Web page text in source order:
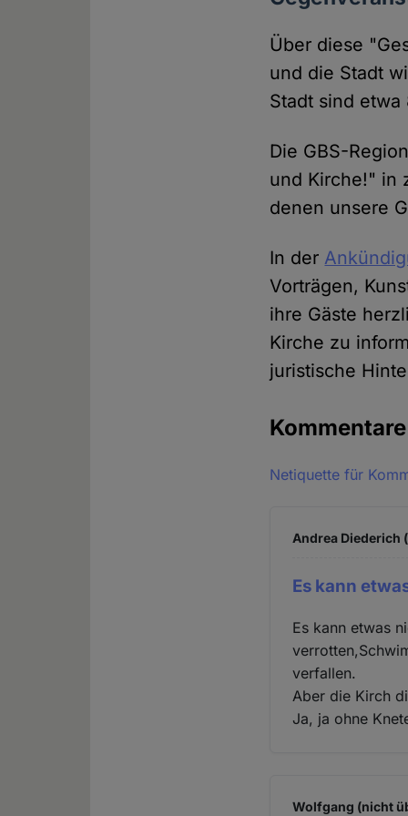
Über diese
und die Stadt
Stadt sind
Die GBS-
und Kirche!" in
denen unsere
In der
Vorträgen,
ihre Gäste
Kirche zu
juristische
Kommentare
Netiquette für
Andrea Diederich
Es kann
Es kann etwas
verfallen.
Aber die Kirch
Ja, ja ohne
Wolfgang (nicht